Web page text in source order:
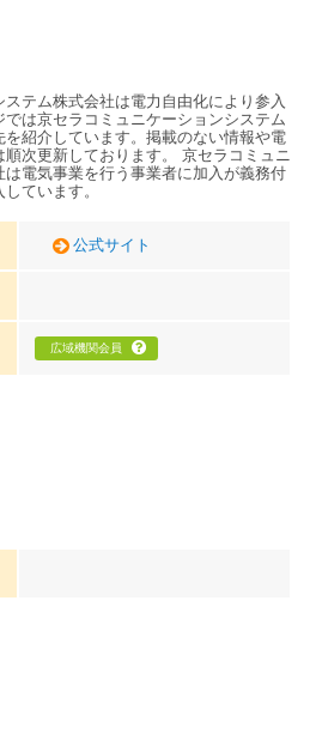
テム株式会社は電力自由化により参入
は京セラコミュニケーションシステム
紹介しています。掲載のない情報や電
次更新しております。 京セラコミュニ
電気事業を行う事業者に加入が義務付
ています。
公式サイト
広域機関会員